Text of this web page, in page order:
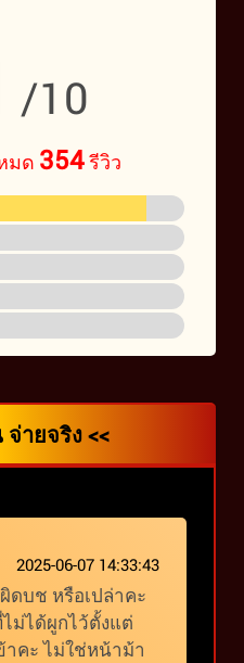
/10
มด 354รีวิว
ายจริง <<
2025-06-07 14:33:43
ดบช หรือเปล่าคะ
ม่ได้ผูกไว้ตั้งแต่
คะ ไม่ใช่หน้าม้า